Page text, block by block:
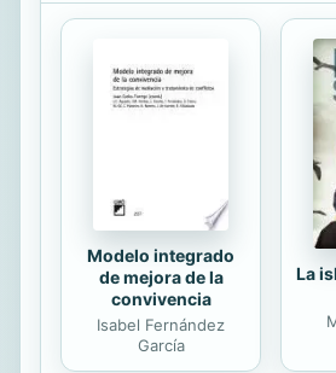
normas y técnicas
un correcto
cliente, así como
tendencias en el
trabajo en el
a las variadas y
gastronómicas, sin
Modelo integrado
de mejora de la
convivencia
Isabel Fernández
García
La